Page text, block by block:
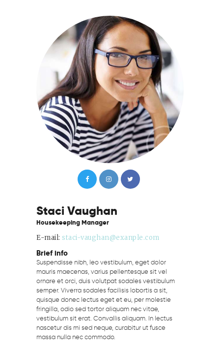
About
Services
Contact Us
Sitemap
Staci Vaughan
Housekeeping Manager
E-mail: staci-vaughan@exanple.com
Brief info
Suspendisse nibh, leo vestibulum, eget dolor
mauris maecenas, varius pellentesque sit vel
ornare et orci, duis volutpat sodales vestibulum
semper. Viverra sodales facilisis lobortis a sit,
quisque donec lectus eget et eu, per molestie
fringilla, odio sed tortor aliquam nec vitae,
vestibulum sit erat. Convallis aliquam. In lectus
nascetur dis mi sed neque, curabitur ut fusce
massa nulla nec commodo.